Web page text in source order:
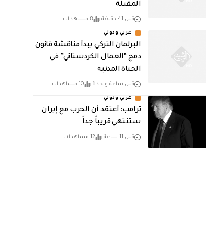
المقبلة
قبل 41 دقيقة 8 مشاهدات
عربي ودولي
البرلمان التركي يبدأ مناقشة قانون
دمج “العمال الكردستاني” في
الحياة المدنية
قبل ساعة واحدة 10 مشاهدات
عربي ودولي
‏ترامب: أعتقد أن الحرب مع إيران
ستنتهي قريباً جداً
قبل 11 ساعة 12 مشاهدات